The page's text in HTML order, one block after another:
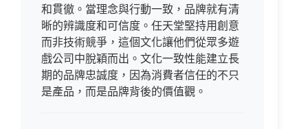
和貫徹。當理念與行動一致，品牌就有清
晰的辨識度和可信度。任天堂堅持用創意
而非技術競爭，這個文化讓他們從眾多遊
戲公司中脫穎而出。文化一致性能建立長
期的品牌忠誠度，因為消費者信任的不只
是產品，而是品牌背後的價值觀。